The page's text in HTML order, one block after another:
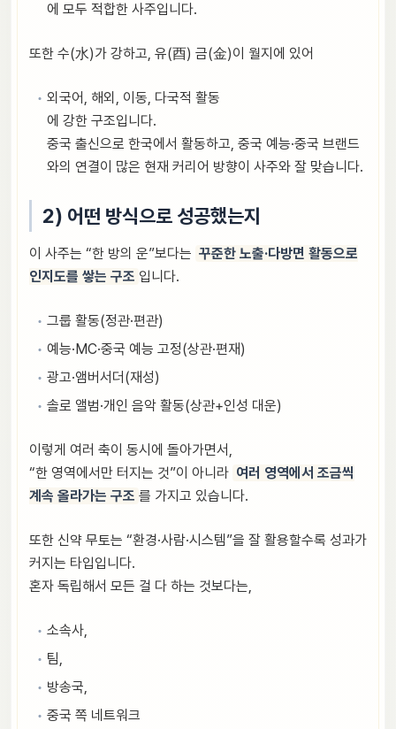
에 모두 적합한 사주입니다.
또한 수(水)가 강하고, 유(酉) 금(金)이 월지에 있어
외국어, 해외, 이동, 다국적 활동
에 강한 구조입니다.
중국 출신으로 한국에서 활동하고, 중국 예능·중국 브랜드
와의 연결이 많은 현재 커리어 방향이 사주와 잘 맞습니다.
2) 어떤 방식으로 성공했는지
이 사주는 “한 방의 운”보다는 꾸준한 노출·다방면 활동으로
인지도를 쌓는 구조 입니다.
그룹 활동(정관·편관)
예능·MC·중국 예능 고정(상관·편재)
광고·앰버서더(재성)
솔로 앨범·개인 음악 활동(상관+인성 대운)
이렇게 여러 축이 동시에 돌아가면서,
“한 영역에서만 터지는 것”이 아니라 여러 영역에서 조금씩
계속 올라가는 구조 를 가지고 있습니다.
또한 신약 무토는 “환경·사람·시스템”을 잘 활용할수록 성과가
커지는 타입입니다.
혼자 독립해서 모든 걸 다 하는 것보다는,
소속사,
팀,
방송국,
중국 쪽 네트워크